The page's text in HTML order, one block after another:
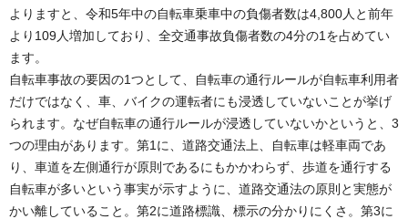
よりますと、令和5年中の自転車乗車中の負傷者数は4,800人と前年
より109人増加しており、全交通事故負傷者数の4分の1を占めてい
ます。
自転車事故の要因の1つとして、自転車の通行ルールが自転車利用者
だけではなく、車、バイクの運転者にも浸透していないことが挙げ
られます。なぜ自転車の通行ルールが浸透していないかというと、3
つの理由があります。第1に、道路交通法上、自転車は軽車両であ
り、車道を左側通行が原則であるにもかかわらず、歩道を通行する
自転車が多いという事実が示すように、道路交通法の原則と実態が
かい離していること。第2に道路標識、標示の分かりにくさ。第3に